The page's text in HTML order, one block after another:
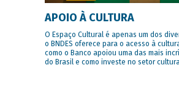
APOIO À CULTURA
O Espaço Cultural é apenas um dos
o BNDES oferece para o acesso à
como o Banco apoiou uma das mais
do Brasil e como investe no setor